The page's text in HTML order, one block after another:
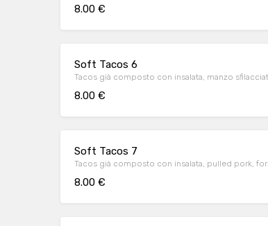
8.00 €
Soft Tacos 6
Tacos già composto con insalata, manzo
8.00 €
Soft Tacos 7
Tacos già composto con insalata, pulled pork,
8.00 €